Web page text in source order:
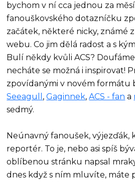
bychom v ní cca jednou za
fanouškovského dotazníčku
začátek, některé nicky, známé
webu. Co jim dělá radost a s
Bulí někdy kvůli ACS?
necháte se možná i inspirovat!
zpovídanými v novém formátu
Seeagull ,Gaginnek,ACS - fan a
sedmý.
Neúnavný fanoušek, výjezďák,
reportér. To je, nebo asi spíš
oblíbenou stránku napsal
dnes když s ním mluvíte, máte